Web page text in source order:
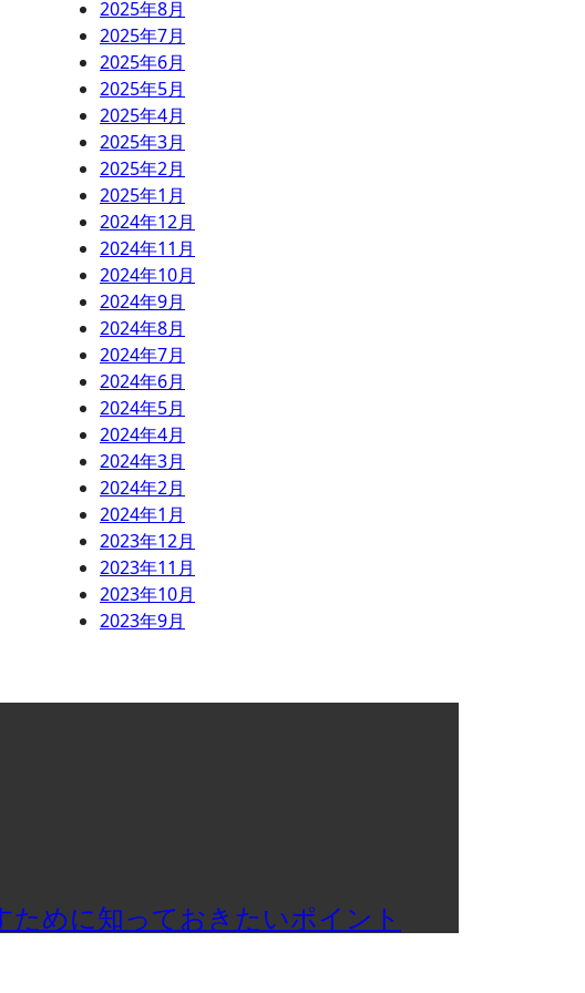
2025年8月
2025年7月
2025年6月
2025年5月
2025年4月
2025年3月
2025年2月
2025年1月
2024年12月
2024年11月
2024年10月
2024年9月
2024年8月
2024年7月
2024年6月
2024年5月
2024年4月
2024年3月
2024年2月
2024年1月
2023年12月
2023年11月
2023年10月
2023年9月
めに知っておきたいポイント